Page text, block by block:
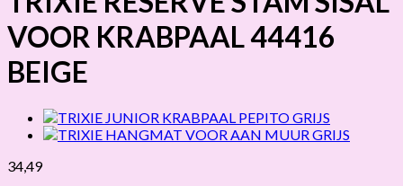
VOOR KRABPAAL 44416
BEIGE
34,49